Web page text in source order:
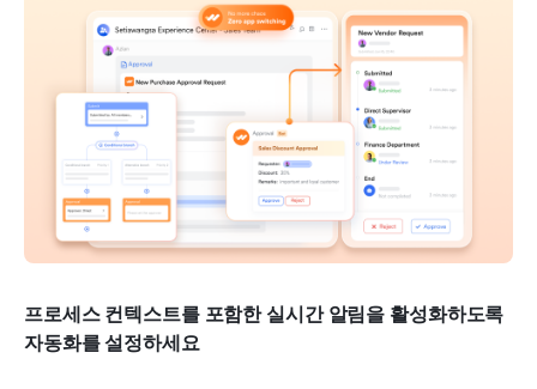
프로세스 컨텍스트를 포함한 실시간 알림을 활성화하도록
자동화를 설정하세요